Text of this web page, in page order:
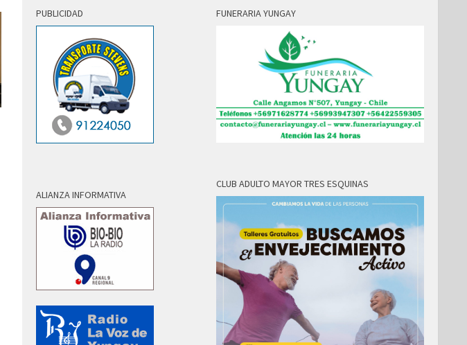
FUNERARIA YUNGAY
CLUB ADULTO MAYOR TRES ESQUINAS
PUBLICIDAD
ALIANZA INFORMATIVA